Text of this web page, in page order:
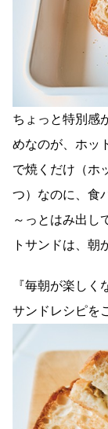
ちょっと特別感
めなのが、ホッ
で焼くだけ（ホ
つ）なのに、食
～っとはみ出し
トサンドは、朝
『毎朝が楽し
サンドレシピを